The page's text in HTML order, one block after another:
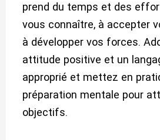
prend du temps et des
vous connaître, à accepter
à développer vos forces.
attitude positive et un
approprié et mettez en
préparation mentale pour
objectifs.